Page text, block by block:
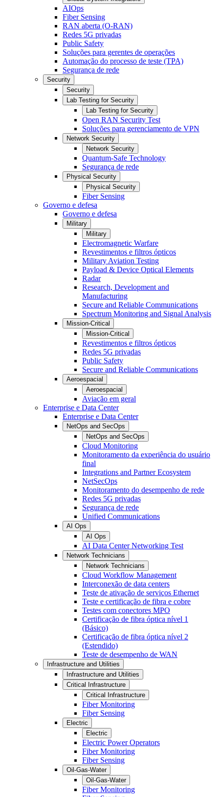
AIOps
Fiber Sensing
RAN aberta (O-RAN)
Redes 5G privadas
Public Safety
Soluções para gerentes de operações
Automação do processo de teste (TPA)
Segurança de rede
Security
Security
Lab Testing for Security
Lab Testing for Security
Open RAN Security Test
Soluções para gerenciamento de VPN
Network Security
Network Security
Quantum-Safe Technology
Segurança de rede
Physical Security
Physical Security
Fiber Sensing
Governo e defesa
Governo e defesa
Military
Military
Electromagnetic Warfare
Revestimentos e filtros ópticos
Military Aviation Testing
Payload & Device Optical Elements
Radar
Research, Development and
Manufacturing
Secure and Reliable Communications
Spectrum Monitoring and Signal Analysis
Mission-Critical
Mission-Critical
Revestimentos e filtros ópticos
Redes 5G privadas
Public Safety
Secure and Reliable Communications
Aeroespacial
Aeroespacial
Aviação em geral
Enterprise e Data Center
Enterprise e Data Center
NetOps and SecOps
NetOps and SecOps
Cloud Monitoring
Monitoramento da experiência do usuário
final
Integrations and Partner Ecosystem
NetSecOps
Monitoramento do desempenho de rede
Redes 5G privadas
Segurança de rede
Unified Communications
AI Ops
AI Ops
AI Data Center Networking Test
Network Technicians
Network Technicians
Cloud Workflow Management
Interconexão de data centers
Teste de ativação de serviços Ethernet
Teste e certificação de fibra e cobre
Testes com conectores MPO
Certificação de fibra óptica nível 1
(Básico)
Certificação de fibra óptica nível 2
(Estendido)
Teste de desempenho de WAN
Infrastructure and Utilities
Infrastructure and Utilities
Critical Infrastructure
Critical Infrastructure
Fiber Monitoring
Fiber Sensing
Electric
Electric
Electric Power Operators
Fiber Monitoring
Fiber Sensing
Oil-Gas-Water
Oil-Gas-Water
Fiber Monitoring